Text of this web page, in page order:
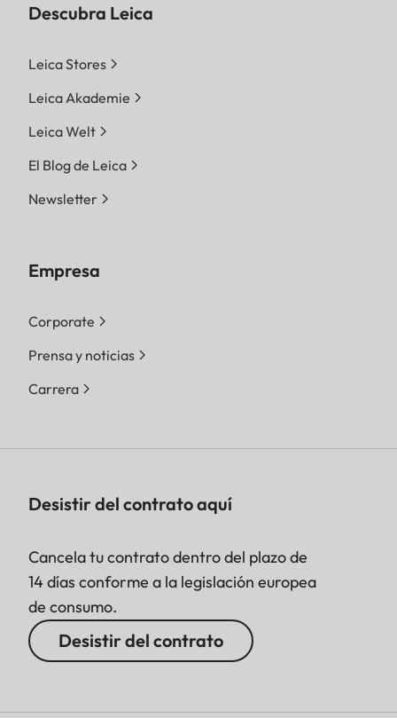
Descubra Leica
Leica Stores
Leica Akademie
Leica Welt
El Blog de Leica
Newsletter
Empresa
Corporate
Prensa y noticias
Carrera
Desistir del contrato aquí
Cancela tu contrato dentro del plazo de
14 días conforme a la legislación europea
de consumo.
Desistir del contrato